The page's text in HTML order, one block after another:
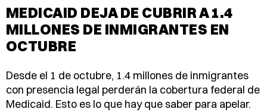
MEDICAID DEJA DE CUBRIR A 1.4
MILLONES DE INMIGRANTES EN
OCTUBRE
Desde el 1 de octubre, 1.4 millones de inmigrantes
con presencia legal perderán la cobertura federal de
Medicaid. Esto es lo que hay que saber para apelar.